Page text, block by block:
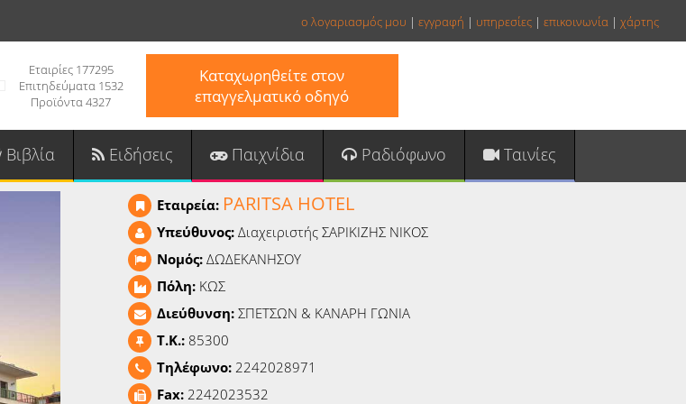
ο λογαριασμός μου | εγγραφή | υπηρεσίες | επικοινωνία | χάρτης
Εταιρίες 177295
Επιτηδεύματα 1532
Προϊόντα 4327
Καταχωρηθείτε στον
επαγγελματικό οδηγό
Βιβλία Ειδήσεις Παιχνίδια Ραδιόφωνο Ταινίες
Εταιρεία: PARITSA HOTEL
Υπεύθυνος:Διαχειριστής ΣΑΡΙΚΙΖΗΣ ΝΙΚΟΣ
Νομός:ΔΩΔΕΚΑΝΗΣΟΥ
Πόλη: ΚΩΣ
Διεύθυνση:ΣΠΕΤΣΩΝ & ΚΑΝΑΡΗ ΓΩΝΙΑ
T.K.: 85300
Τηλέφωνο:2242028971
Fax:2242023532